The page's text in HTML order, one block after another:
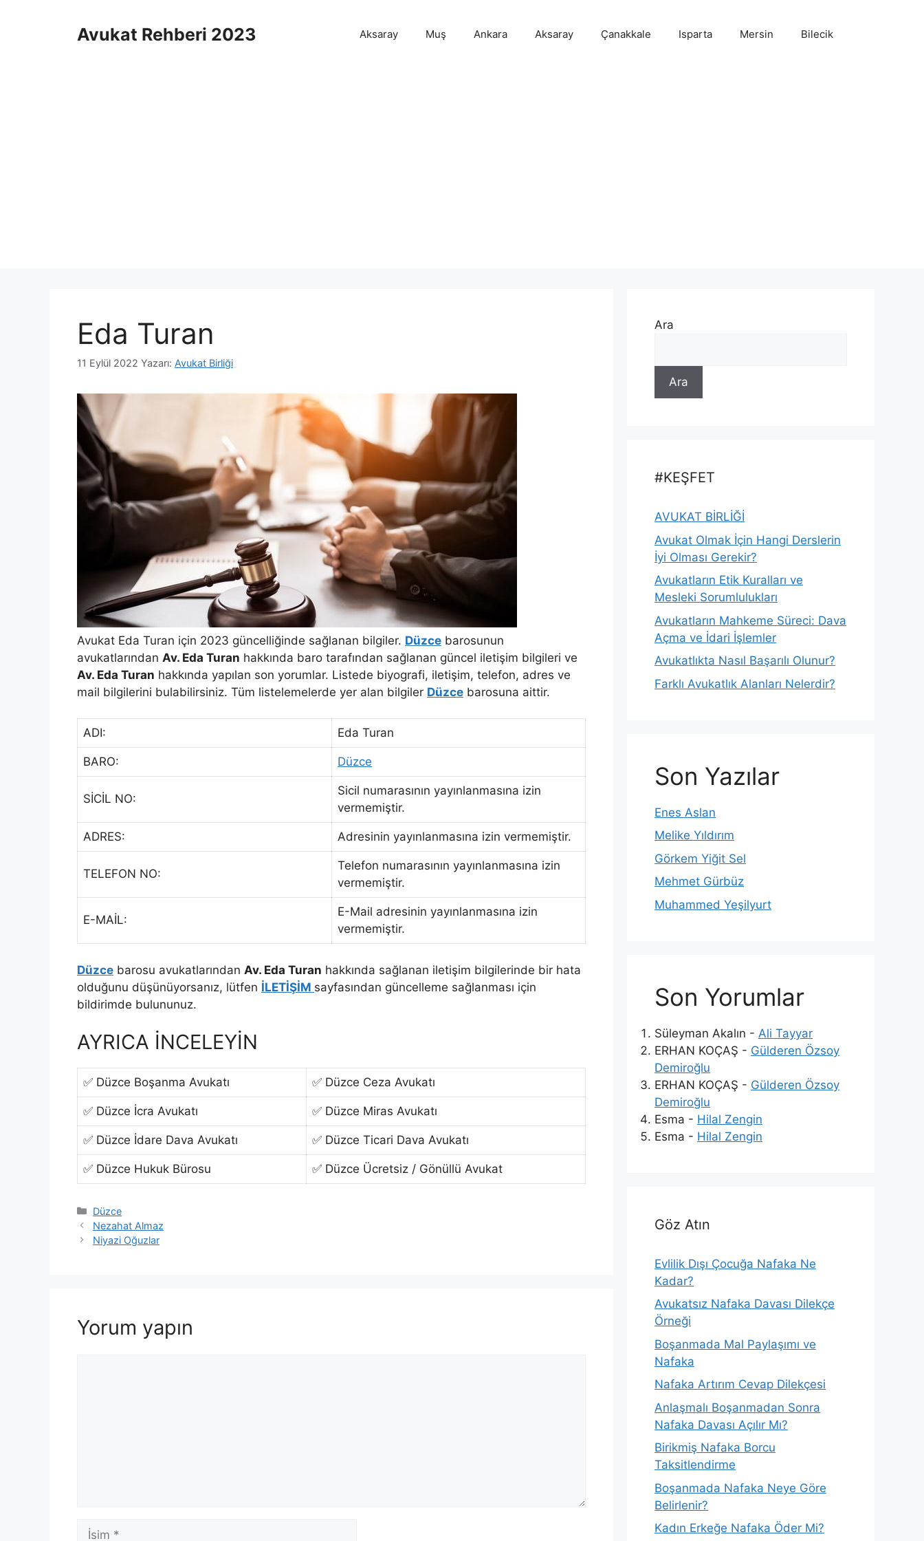
Avukat Rehberi 2023 Aksaray Muş Ankara Aksaray Çanakkale Isparta Mersin Bilecik
Eda Turan
11 Eylül 2022 Yazarı: Avukat Birliği
Avukat Eda Turan için 2023 güncelliğinde sağlanan bilgiler. Düzce barosunun
avukatlarından Av. Eda Turan hakkında baro tarafından sağlanan güncel iletişim bilgileri ve
Av. Eda Turan hakkında yapılan son yorumlar. Listede biyografi, iletişim, telefon, adres ve
mail bilgilerini bulabilirsiniz. Tüm listelemelerde yer alan bilgiler Düzce barosuna aittir.
ADI: Eda Turan
BARO: Düzce
SİCİL NO:
Sicil numarasının yayınlanmasına izin
vermemiştir.
ADRES: Adresinin yayınlanmasına izin vermemiştir.
TELEFON NO:
Telefon numarasının yayınlanmasına izin
vermemiştir.
E-MAİL:
E-Mail adresinin yayınlanmasına izin
vermemiştir.
Düzce barosu avukatlarından Av. Eda Turan hakkında sağlanan iletişim bilgilerinde bir hata
olduğunu düşünüyorsanız, lütfen İLETİŞİM sayfasından güncelleme sağlanması için
bildirimde bulununuz.
AYRICA İNCELEYİN
✅ Düzce Boşanma Avukatı ✅ Düzce Ceza Avukatı
✅ Düzce İcra Avukatı ✅ Düzce Miras Avukatı
✅ Düzce İdare Dava Avukatı ✅ Düzce Ticari Dava Avukatı
✅ Düzce Hukuk Bürosu ✅ Düzce Ücretsiz / Gönüllü Avukat
Kategoriler
Düzce
Nezahat Almaz
Niyazi Oğuzlar
Yorum yapın
İsim
Ara
Ara
#KEŞFET
AVUKAT BİRLİĞİ
Avukat Olmak İçin Hangi Derslerin
İyi Olması Gerekir?
Avukatların Etik Kuralları ve
Mesleki Sorumlulukları
Avukatların Mahkeme Süreci: Dava
Açma ve İdari İşlemler
Avukatlıkta Nasıl Başarılı Olunur?
Farklı Avukatlık Alanları Nelerdir?
Son Yazılar
Enes Aslan
Melike Yıldırım
Görkem Yiğit Sel
Mehmet Gürbüz
Muhammed Yeşilyurt
Son Yorumlar
Süleyman Akalın - Ali Tayyar
ERHAN KOÇAŞ - Gülderen Özsoy
Demiroğlu
ERHAN KOÇAŞ - Gülderen Özsoy
Demiroğlu
Esma - Hilal Zengin
Esma - Hilal Zengin
Göz Atın
Evlilik Dışı Çocuğa Nafaka Ne
Kadar?
Avukatsız Nafaka Davası Dilekçe
Örneği
Boşanmada Mal Paylaşımı ve
Nafaka
Nafaka Artırım Cevap Dilekçesi
Anlaşmalı Boşanmadan Sonra
Nafaka Davası Açılır Mı?
Birikmiş Nafaka Borcu
Taksitlendirme
Boşanmada Nafaka Neye Göre
Belirlenir?
Kadın Erkeğe Nafaka Öder Mi?